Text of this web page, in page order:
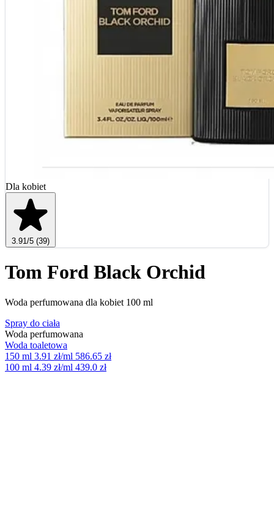
Dla kobiet
3.91/5 (39)
Tom Ford Black Orchid
Woda perfumowana dla kobiet 100 ml
Spray do ciała
Woda perfumowana
Woda toaletowa
150 ml 3.91 zł/ml 586.65 zł
100 ml 4.39 zł/ml 439.0 zł